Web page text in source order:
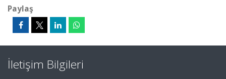
Paylaş
İletişim Bilgileri